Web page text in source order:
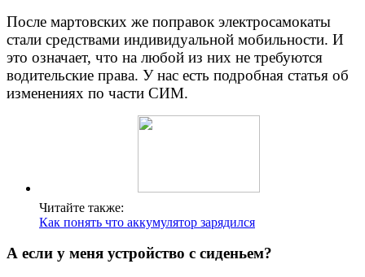
После мартовских же поправок электросамокаты
стали средствами индивидуальной мобильности. И
это означает, что на любой из них не требуются
водительские права. У нас есть подробная статья об
изменениях по части СИМ.
Читайте также:
Как понять что аккумулятор зарядился
А если у меня устройство с сиденьем?